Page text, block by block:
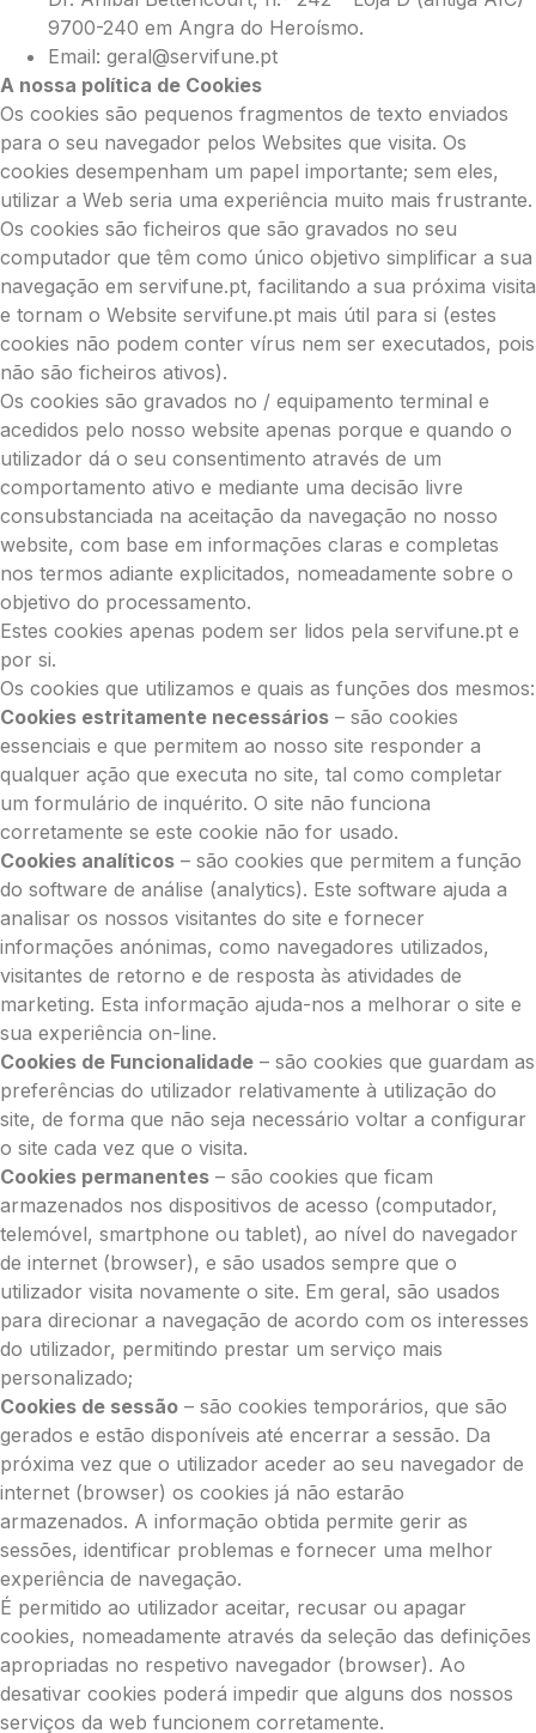
9700-240 em Angra do Heroísmo.
Email: geral@servifune.pt
A nossa política de Cookies
Os cookies são pequenos fragmentos de texto enviados
para o seu navegador pelos Websites que visita. Os
cookies desempenham um papel importante; sem eles,
utilizar a Web seria uma experiência muito mais frustrante.
Os cookies são ficheiros que são gravados no seu
computador que têm como único objetivo simplificar a sua
navegação em servifune.pt, facilitando a sua próxima visita
e tornam o Website servifune.pt mais útil para si (estes
cookies não podem conter vírus nem ser executados, pois
não são ficheiros ativos).
Os cookies são gravados no / equipamento terminal e
acedidos pelo nosso website apenas porque e quando o
utilizador dá o seu consentimento através de um
comportamento ativo e mediante uma decisão livre
consubstanciada na aceitação da navegação no nosso
website, com base em informações claras e completas
nos termos adiante explicitados, nomeadamente sobre o
objetivo do processamento.
Estes cookies apenas podem ser lidos pela servifune.pt e
por si.
Os cookies que utilizamos e quais as funções dos mesmos:
Cookies estritamente necessários – são cookies
essenciais e que permitem ao nosso site responder a
qualquer ação que executa no site, tal como completar
um formulário de inquérito. O site não funciona
corretamente se este cookie não for usado.
Cookies analíticos – são cookies que permitem a função
do software de análise (analytics). Este software ajuda a
analisar os nossos visitantes do site e fornecer
informações anónimas, como navegadores utilizados,
visitantes de retorno e de resposta às atividades de
marketing. Esta informação ajuda-nos a melhorar o site e
sua experiência on-line.
Cookies de Funcionalidade – são cookies que guardam as
preferências do utilizador relativamente à utilização do
site, de forma que não seja necessário voltar a configurar
o site cada vez que o visita.
Cookies permanentes – são cookies que ficam
armazenados nos dispositivos de acesso (computador,
telemóvel, smartphone ou tablet), ao nível do navegador
de internet (browser), e são usados sempre que o
utilizador visita novamente o site. Em geral, são usados
para direcionar a navegação de acordo com os interesses
do utilizador, permitindo prestar um serviço mais
personalizado;
Cookies de sessão – são cookies temporários, que são
gerados e estão disponíveis até encerrar a sessão. Da
próxima vez que o utilizador aceder ao seu navegador de
internet (browser) os cookies já não estarão
armazenados. A informação obtida permite gerir as
sessões, identificar problemas e fornecer uma melhor
experiência de navegação.
É permitido ao utilizador aceitar, recusar ou apagar
cookies, nomeadamente através da seleção das definições
apropriadas no respetivo navegador (browser). Ao
desativar cookies poderá impedir que alguns dos nossos
serviços da web funcionem corretamente.